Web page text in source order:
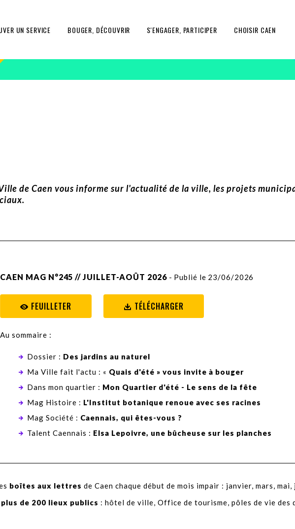
UN SERVICE BOUGER, DÉCOUVRIR S'ENGAGER, PARTICIPER CHOISIR CAEN
de Caen vous informe sur l'actualité de la ville, les projets
CAEN MAG N°245 // JUILLET-AOÛT 2026- Publié le 23/06/2026
FEUILLETER TÉLÉCHARGER
Au sommaire :
Dossier : Des jardins au naturel
Ma Ville fait l'actu : « Quais d'été » vous invite à bouger
Dans mon quartier : Mon Quartier d'été - Le sens de la fête
Mag Histoire : L'Institut botanique renoue avec ses racines
Mag Société : Caennais, qui êtes-vous ?
Talent Caennais : Elsa Lepoivre, une bûcheuse sur les planches
boîtes aux lettres de Caen chaque début de mois impair : janvier, mars,
plus de 200 lieux publics : hôtel de ville, Office de tourisme, pôles de vie